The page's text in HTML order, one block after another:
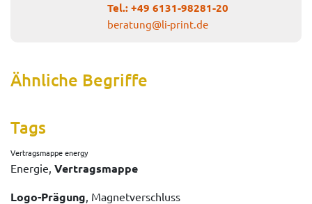
Tel.:+49 6131-98281-20
beratung@li-print.de
Ähnliche Begriffe
Tags
Vertragsmappe energy
Energie, Vertragsmappe
Logo-Prägung, Magnetverschluss